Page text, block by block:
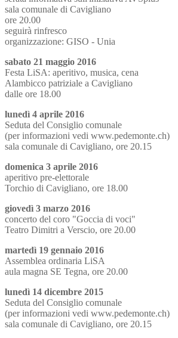
sala comunale di Cavigliano
ore 20.00
seguirà rinfresco
organizzazione: GISO - Unia
sabato 21 maggio 2016
Festa LiSA: aperitivo, musica, cena
Alambicco patriziale a Cavigliano
dalle ore 18.00
lunedì 4 aprile 2016
Seduta del Consiglio comunale
(per informazioni vedi www.pedemonte.ch)
sala comunale di Cavigliano, ore 20.15
domenica 3 aprile 2016
aperitivo pre-elettorale
Torchio di Cavigliano, ore 18.00
giovedì 3 marzo 2016
concerto del coro "Goccia di voci"
Teatro Dimitri a Verscio, ore 20.00
martedì 19 gennaio 2016
Assemblea ordinaria LiSA
aula magna SE Tegna, ore 20.00
lunedì 14 dicembre 2015
Seduta del Consiglio comunale
(per informazioni vedi www.pedemonte.ch)
sala comunale di Cavigliano, ore 20.15